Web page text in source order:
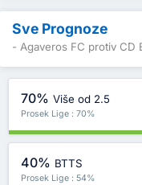
Sve Prognoze
- Agaveros FC protiv CD
70% Više od 2.5
Prosek Lige : 70%
40% BTTS
Prosek Lige : 54%